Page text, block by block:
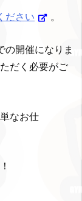
ださい 。
の開催になりま
だく必要がご
なお仕